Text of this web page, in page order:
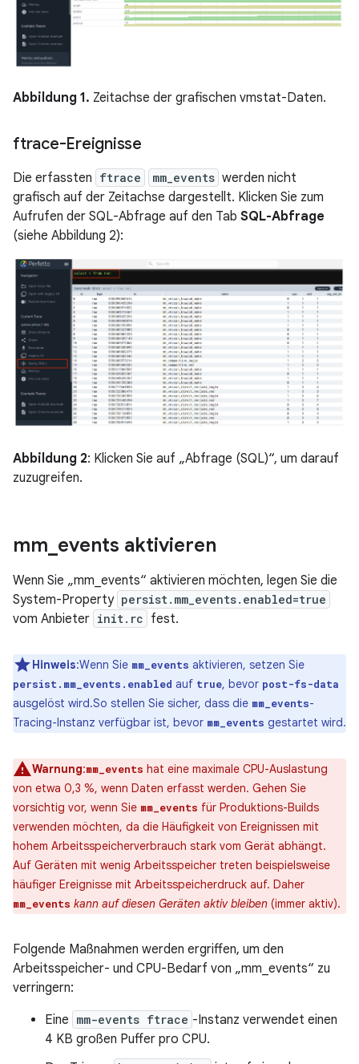
Abbildung 1. Zeitachse der grafischen vmstat-Daten.
ftrace-Ereignisse
Die erfassten ftrace mm_events werden nicht
grafisch auf der Zeitachse dargestellt. Klicken Sie zum
Aufrufen der SQL-Abfrage auf den Tab SQL-Abfrage
(siehe Abbildung 2):
Abbildung 2: Klicken Sie auf „Abfrage (SQL)“, um darauf
zuzugreifen.
mm events aktivieren
Wenn Sie „mm_events“ aktivieren möchten, legen Sie die
System-Property persist.mm_events.enabled=true
vom Anbieter init.rc fest.
Hinweis:Wenn Sie mm_events aktivieren, setzen Sie
persist.mm_events.enabled auf true, bevor post-fs-data
ausgelöst wird.So stellen Sie sicher, dass die mm_events-
Tracing-Instanz verfügbar ist, bevor mm_events gestartet wird.
Warnung:mm_events hat eine maximale CPU-Auslastung
von etwa 0,3 %, wenn Daten erfasst werden. Gehen Sie
vorsichtig vor, wenn Sie mm_events für Produktions-Builds
verwenden möchten, da die Häufigkeit von Ereignissen mit
hohem Arbeitsspeicherverbrauch stark vom Gerät abhängt.
Auf Geräten mit wenig Arbeitsspeicher treten beispielsweise
häufiger Ereignisse mit Arbeitsspeicherdruck auf. Daher
mm_events kann auf diesen Geräten aktiv bleiben (immer aktiv).
Folgende Maßnahmen werden ergriffen, um den
Arbeitsspeicher- und CPU-Bedarf von „mm_events“ zu
verringern:
Eine mm-events ftrace -Instanz verwendet einen
4 KB großen Puffer pro CPU.